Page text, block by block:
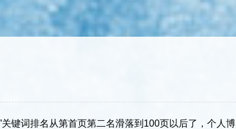
键词排名从第首页第二名滑落到100页以后了，个人博